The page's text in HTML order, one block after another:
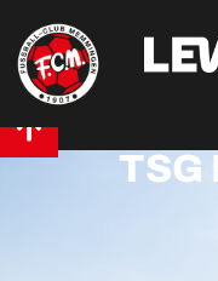
TSG